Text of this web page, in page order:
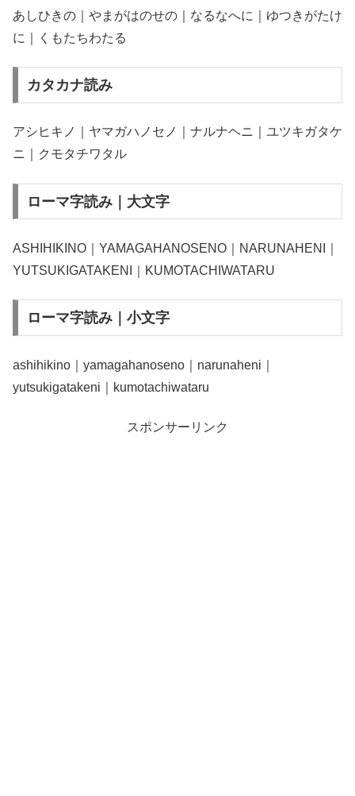
あしひきの｜やまがはのせの｜なるなへに｜ゆつきがたけ
に｜くもたちわたる
カタカナ読み
アシヒキノ｜ヤマガハノセノ｜ナルナヘニ｜ユツキガタケ
ニ｜クモタチワタル
ローマ字読み｜大文字
ASHIHIKINO｜YAMAGAHANOSENO｜NARUNAHENI｜
YUTSUKIGATAKENI｜KUMOTACHIWATARU
ローマ字読み｜小文字
ashihikino｜yamagahanoseno｜narunaheni｜
yutsukigatakeni｜kumotachiwataru
スポンサーリンク